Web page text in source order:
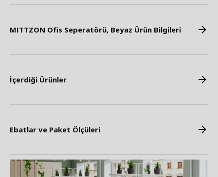
MITTZON Ofis Seperatörü, Beyaz Ürün Bilgileri
İçerdiği Ürünler
Ebatlar ve Paket Ölçüleri